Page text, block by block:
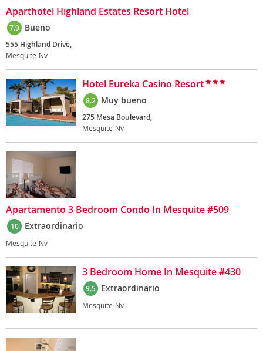
Aparthotel Highland Estates Resort Hotel
7.9 Bueno
555 Highland Drive,
Mesquite-Nv
Hotel Eureka Casino Resort
8.2 Muy bueno
275 Mesa Boulevard,
Mesquite-Nv
Apartamento 3 Bedroom Condo In Mesquite #509
10 Extraordinario
Mesquite-Nv
3 Bedroom Home In Mesquite #430
9.5 Extraordinario
Mesquite-Nv